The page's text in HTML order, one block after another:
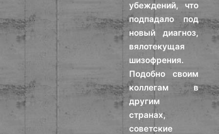
убеждений, что
подпадало под
новый диагноз,
вялотекущая
шизофрения.
Подобно своим
коллегам в
другим
странах,
советские